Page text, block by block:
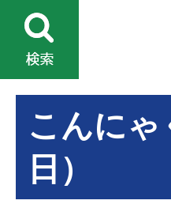
こんに
日）